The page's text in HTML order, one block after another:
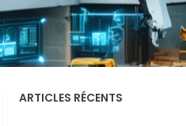
ARTICLES RÉCENTS